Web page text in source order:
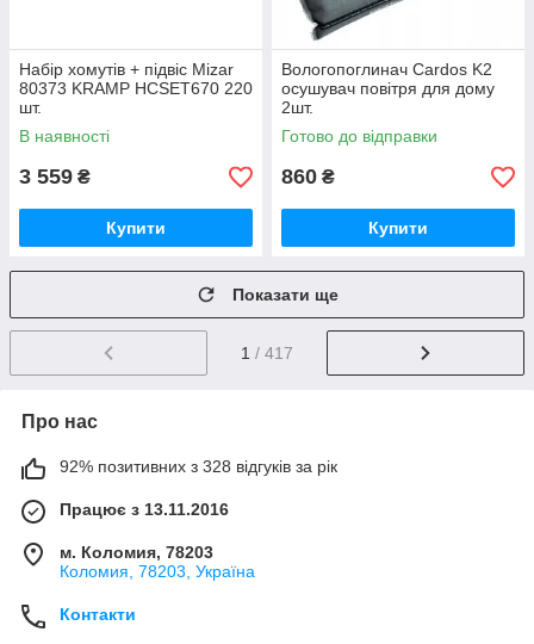
Набір хомутів + підвіс Mizar
80373 KRAMP HCSET670 220
шт.
В наявності
3 559 ₴
Купити
Вологопоглинач Cardos K2
осушувач повітря для дому
2шт.
Готово до відправки
860 ₴
Купити
Показати ще
1 / 417
Про нас
92% позитивних з 328 відгуків за рік
Працює з 13.11.2016
м. Коломия, 78203
Коломия, 78203, Україна
Контакти